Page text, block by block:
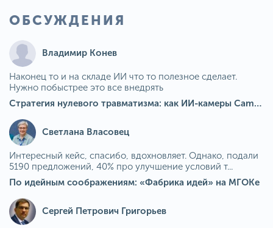
ОБСУЖДЕНИЯ
Владимир Конев
Наконец то и на складе ИИ что то полезное сделает.
Нужно побыстрее это все внедрять
Стратегия нулевого травматизма: как ИИ-камеры Camkord снижают риск наезда на пешехода при работе на погрузчике
Светлана Власовец
Интересный кейс, спасибо, вдохновляет. Однако, подали
5190 предложений, 40% про улучшение условий т...
По идейным соображениям: «Фабрика идей» на МГОКе
Сергей Петрович Григорьев